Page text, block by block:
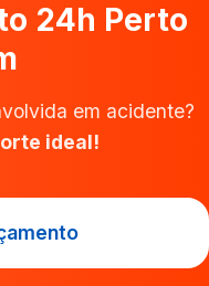
24h Perto
em acidente?
ideal!